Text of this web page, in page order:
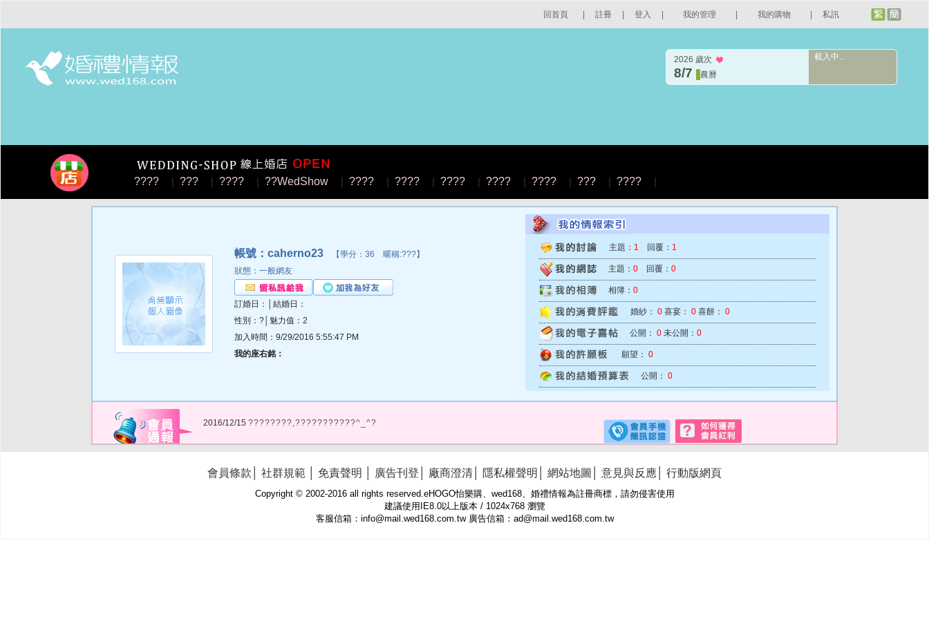
回首頁 註冊 登入 我的管理 我的購物 私訊
2026 歲次
8/7 農曆
載入中...
???? | ??? | ???? | ??WedShow | ???? | ???? | ???? | ???? | ???? | ??? | ???? |
帳號：caherno23 【學分：36 暱稱:???】
狀態：一般網友
訂婚日：│結婚日：
性別：?│魅力值：2
加入時間：9/29/2016 5:55:47 PM
我的座右銘：
主題： 1 回覆： 1
主題： 0 回覆： 0
相簿： 0
婚紗： 0 喜宴： 0 喜餅： 0
公開： 0 未公開： 0
願望： 0
公開： 0
2016/12/15 ????????,???????????^_^?
會員條款 社群規範 免責聲明 廣告刊登 廠商澄清 隱私權聲明 網站地圖 意見與反應 行動版網頁
Copyright © 2002-2016 all rights reserved.eHOGO怡樂購、wed168、婚禮情報為註冊商標，請勿侵害使用
建議使用IE8.0以上版本 / 1024x768 瀏覽
客服信箱：info@mail.wed168.com.tw 廣告信箱：ad@mail.wed168.com.tw